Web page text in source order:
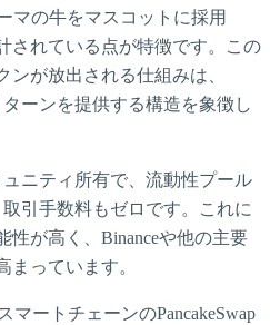
マの牛をマスコットに採用
されている点が特徴です。この
が放出される仕組みは、
ーンを提供する構造を象徴し
ニティ所有で、流動性プール
引手数料もゼロです。これに
性が高く、Binanceや他の主要
まっています。
ートチェーンのPancakeSwap